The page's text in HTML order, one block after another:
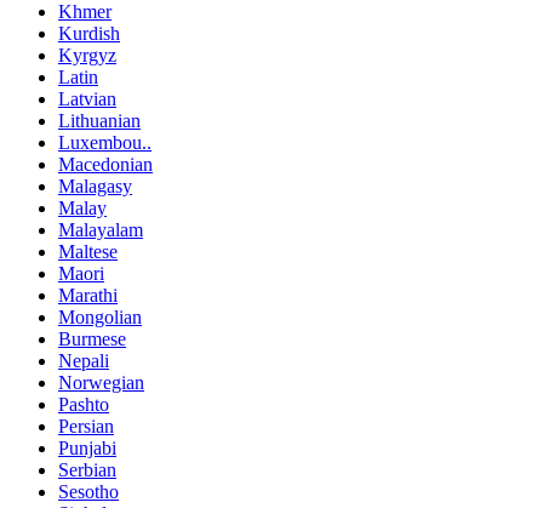
Khmer
Kurdish
Kyrgyz
Latin
Latvian
Lithuanian
Luxembou..
Macedonian
Malagasy
Malay
Malayalam
Maltese
Maori
Marathi
Mongolian
Burmese
Nepali
Norwegian
Pashto
Persian
Punjabi
Serbian
Sesotho